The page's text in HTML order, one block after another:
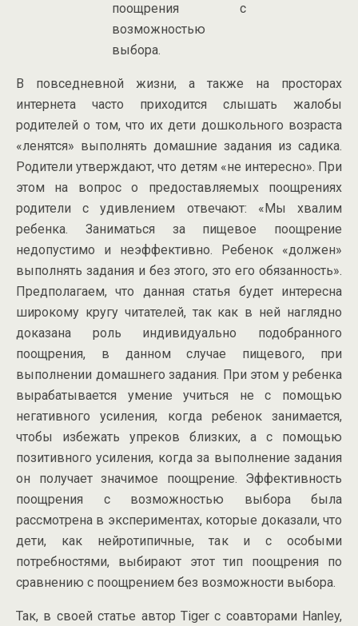
поощрения с
возможностью
выбора.
В повседневной жизни, а также на просторах
интернета часто приходится слышать жалобы
родителей о том, что их дети дошкольного возраста
«ленятся» выполнять домашние задания из садика.
Родители утверждают, что детям «не интересно». При
этом на вопрос о предоставляемых поощрениях
родители с удивлением отвечают: «Мы хвалим
ребенка. Заниматься за пищевое поощрение
недопустимо и неэффективно. Ребенок «должен»
выполнять задания и без этого, это его обязанность».
Предполагаем, что данная статья будет интересна
широкому кругу читателей, так как в ней наглядно
доказана роль индивидуально подобранного
поощрения, в данном случае пищевого, при
выполнении домашнего задания. При этом у ребенка
вырабатывается умение учиться не с помощью
негативного усиления, когда ребенок занимается,
чтобы избежать упреков близких, а с помощью
позитивного усиления, когда за выполнение задания
он получает значимое поощрение. Эффективность
поощрения с возможностью выбора была
рассмотрена в экспериментах, которые доказали, что
дети, как нейротипичные, так и с особыми
потребностями, выбирают этот тип поощрения по
сравнению с поощрением без возможности выбора.
Так, в своей статье автор Tiger с соавторами Hanley,